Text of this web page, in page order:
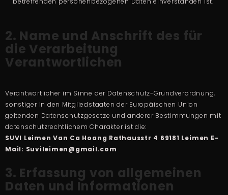
2. Name und Anschrift des für
die Verarbeitung
Verantwortlichen
Verantwortlicher im Sinne der Datenschutz-Grundverordnung,
sonstiger in den Mitgliedstaaten der Europäischen Union
geltenden Datenschutzgesetze und anderer Bestimmungen mit
datenschutzrechtlichem Charakter ist die:
SUVI Leimen Van Ca Hoang Rathausstr 4 69181 Leimen E-
Mail: Suvileimen@gmail.com
3. Erfassung von allgemeinen
Daten und Informationen